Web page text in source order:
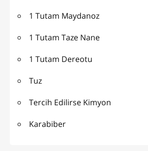
1 Tutam Maydanoz
1 Tutam Taze Nane
1 Tutam Dereotu
Tuz
Tercih Edilirse Kimyon
Karabiber